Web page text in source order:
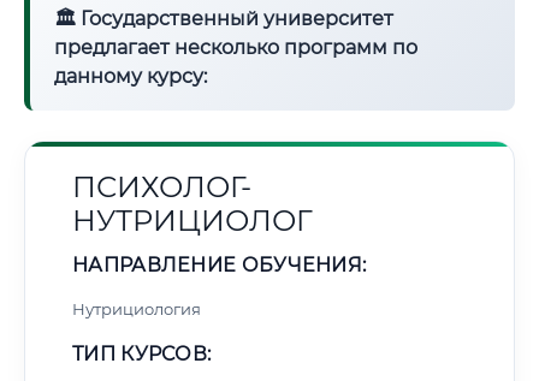
🏛 Государственный университет
предлагает несколько программ по
данному курсу:
ПСИХОЛОГ-
НУТРИЦИОЛОГ
НАПРАВЛЕНИЕ ОБУЧЕНИЯ:
Нутрициология
ТИП КУРСОВ: